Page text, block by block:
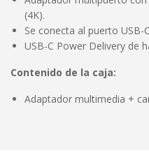
(4K).
Se conecta al puerto USB-
USB-C Power Delivery de
Contenido de la caja:
Adaptador multimedia +